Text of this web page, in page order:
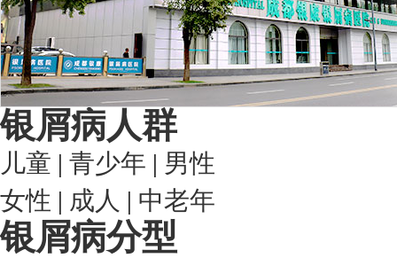
银屑病人群
儿童 | 青少年 | 男性
女性 | 成人 | 中老年
银屑病分型